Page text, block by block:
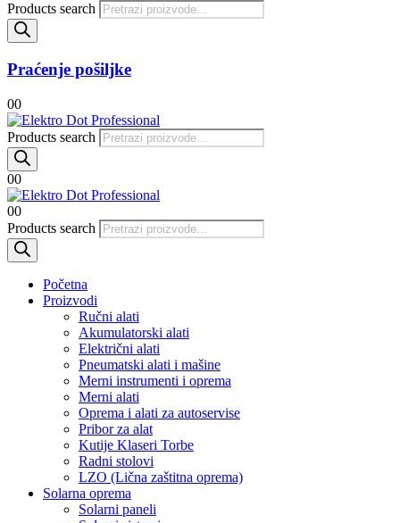
Products search
Praćenje pošiljke
00
Products search
00
00
Products search
Početna
Proizvodi
Ručni alati
Akumulatorski alati
Električni alati
Pneumatski alati i mašine
Merni instrumenti i oprema
Merni alati
Oprema i alati za autoservise
Pribor za alat
Kutije Klaseri Torbe
Radni stolovi
LZO (Lična zaštitna oprema)
Solarna oprema
Solarni paneli